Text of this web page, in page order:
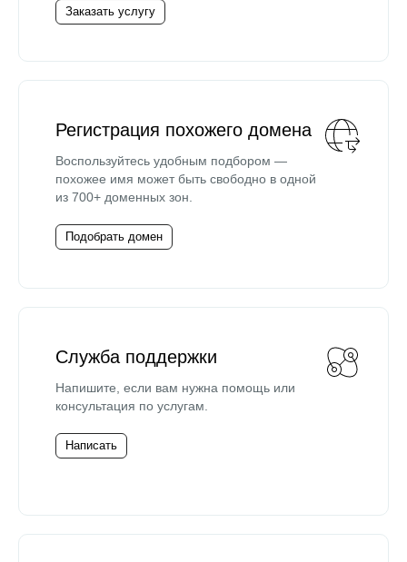
Заказать услугу
Регистрация похожего домена
Воспользуйтесь удобным подбором —
похожее имя может быть свободно в одной
из 700+ доменных зон.
Подобрать домен
Служба поддержки
Напишите, если вам нужна помощь или
консультация по услугам.
Написать